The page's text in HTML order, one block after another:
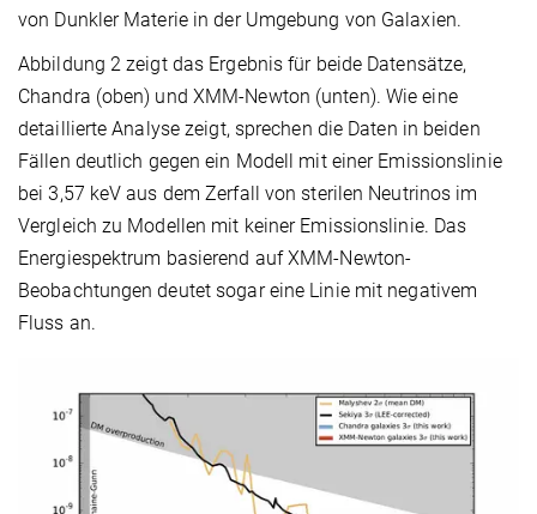
von Dunkler Materie in der Umgebung von Galaxien.
Abbildung 2 zeigt das Ergebnis für beide Datensätze,
Chandra (oben) und XMM-Newton (unten). Wie eine
detaillierte Analyse zeigt, sprechen die Daten in beiden
Fällen deutlich gegen ein Modell mit einer Emissionslinie
bei 3,57 keV aus dem Zerfall von sterilen Neutrinos im
Vergleich zu Modellen mit keiner Emissionslinie. Das
Energiespektrum basierend auf XMM-Newton-
Beobachtungen deutet sogar eine Linie mit negativem
Fluss an.